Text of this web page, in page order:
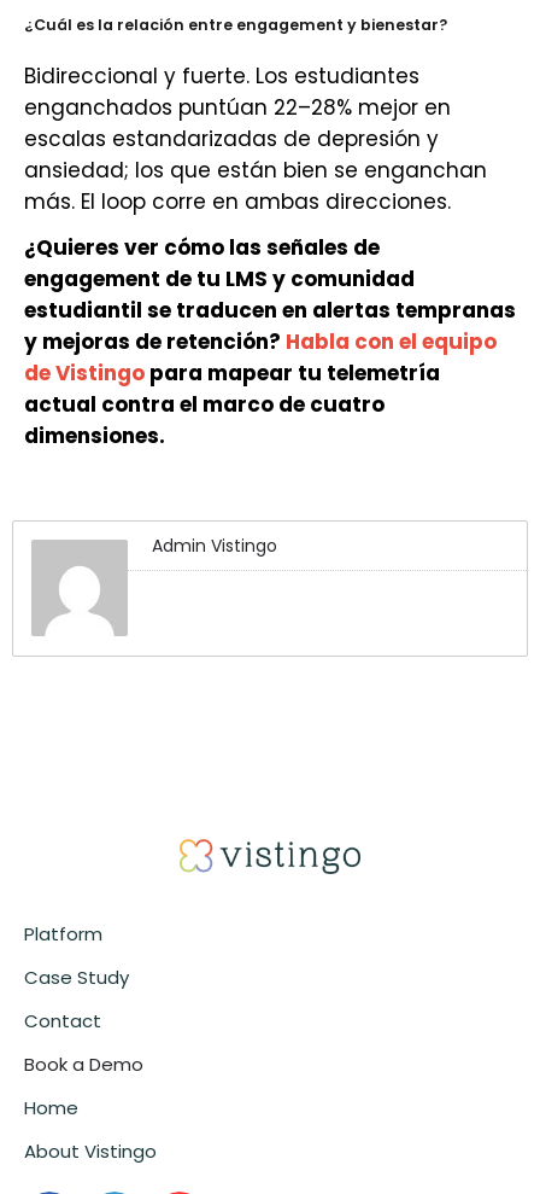
¿Cuál es la relación entre engagement y bienestar?
Bidireccional y fuerte. Los estudiantes
enganchados puntúan 22–28% mejor en
escalas estandarizadas de depresión y
ansiedad; los que están bien se enganchan
más. El loop corre en ambas direcciones.
¿Quieres ver cómo las señales de
engagement de tu LMS y comunidad
estudiantil se traducen en alertas tempranas
y mejoras de retención? Habla con el equipo
de Vistingo para mapear tu telemetría
actual contra el marco de cuatro
dimensiones.
Admin Vistingo
Platform
Case Study
Contact
Book a Demo
Home
About Vistingo